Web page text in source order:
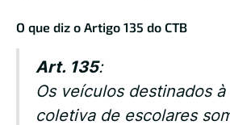
O que diz o Artigo 135 do CTB
Art. 135:
Os veículos destinados
coletiva de escolares